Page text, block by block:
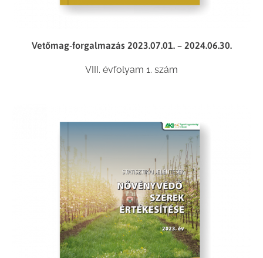
Vetőmag-forgalmazás 2023.07.01. – 2024.06.30.
VIII. évfolyam 1. szám